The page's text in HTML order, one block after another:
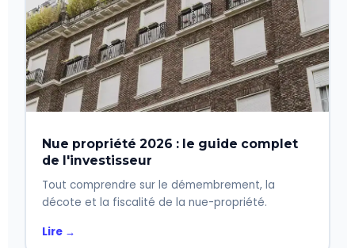
Nue propriété 2026 : le guide complet
de l'investisseur
Tout comprendre sur le démembrement, la
décote et la fiscalité de la nue-propriété.
Lire →